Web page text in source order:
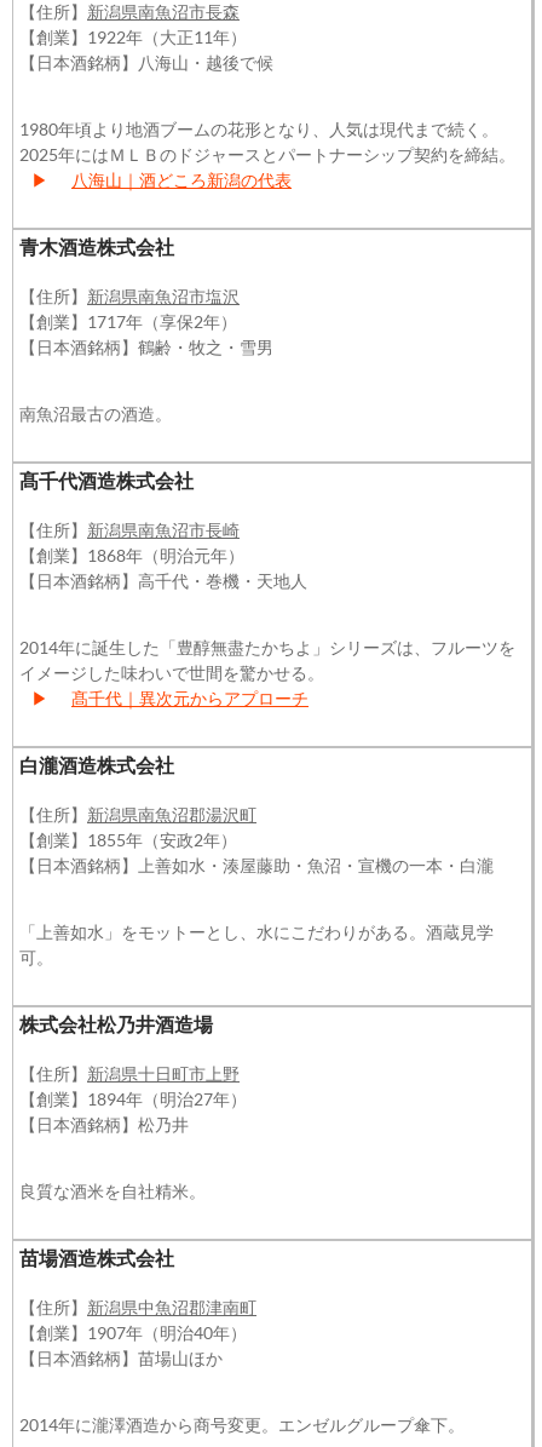
【住所】 新潟県南魚沼市長森
【創業】1922年（大正11年）
【日本酒銘柄】八海山・越後で候
1980年頃より地酒ブームの花形となり、人気は現代まで続く。
2025年にはＭＬＢのドジャースとパートナーシップ契約を締結。
▶
八海山｜酒どころ新潟の代表
青木酒造株式会社
【住所】 新潟県南魚沼市塩沢
【創業】1717年（享保2年）
【日本酒銘柄】鶴齢・牧之・雪男
南魚沼最古の酒造。
髙千代酒造株式会社
【住所】 新潟県南魚沼市長崎
【創業】1868年（明治元年）
【日本酒銘柄】高千代・巻機・天地人
2014年に誕生した「豊醇無盡たかちよ」シリーズは、フルーツを
イメージした味わいで世間を驚かせる。
▶
髙千代｜異次元からアプローチ
白瀧酒造株式会社
【住所】 新潟県南魚沼郡湯沢町
【創業】1855年（安政2年）
【日本酒銘柄】上善如水・湊屋藤助・魚沼・宣機の一本・白瀧
「上善如水」をモットーとし、水にこだわりがある。酒蔵見学
可。
株式会社松乃井酒造場
【住所】 新潟県十日町市上野
【創業】1894年（明治27年）
【日本酒銘柄】松乃井
良質な酒米を自社精米。
苗場酒造株式会社
【住所】 新潟県中魚沼郡津南町
【創業】1907年（明治40年）
【日本酒銘柄】苗場山ほか
2014年に瀧澤酒造から商号変更。エンゼルグループ傘下。